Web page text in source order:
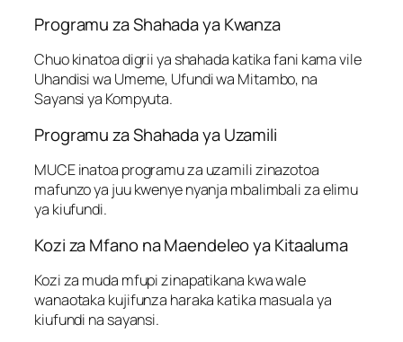
Programu za Shahada ya Kwanza
Chuo kinatoa digrii ya shahada katika fani kama vile
Uhandisi wa Umeme, Ufundi wa Mitambo, na
Sayansi ya Kompyuta.
Programu za Shahada ya Uzamili
MUCE inatoa programu za uzamili zinazotoa
mafunzo ya juu kwenye nyanja mbalimbali za elimu
ya kiufundi.
Kozi za Mfano na Maendeleo ya Kitaaluma
Kozi za muda mfupi zinapatikana kwa wale
wanaotaka kujifunza haraka katika masuala ya
kiufundi na sayansi.